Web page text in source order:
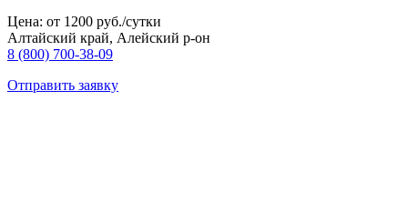
Цена: от 1200 руб./сутки
Алтайский край, Алейский р-он
8 (800) 700-38-09
Отправить заявку